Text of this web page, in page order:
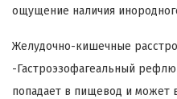
ощущение наличия
Желудочно-кишечные
-Гастроэзофагеальный
попадает в пищевод и